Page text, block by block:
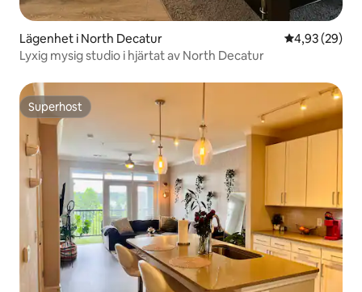
Lägenhet i North Decatur 4,93 av 5 i
4,93 (29)
Lyxig mysig studio i hjärtat av North Decatur
Superhost
Superhost